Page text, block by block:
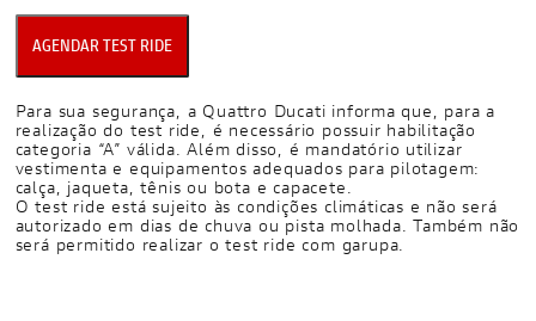
Para sua segurança, a Quattro Ducati informa que, para a
realização do test ride, é necessário possuir habilitação
categoria “A” válida. Além disso, é mandatório utilizar
vestimenta e equipamentos adequados para pilotagem:
calça, jaqueta, tênis ou bota e capacete.
O test ride está sujeito às condições climáticas e não será
autorizado em dias de chuva ou pista molhada. Também não
será permitido realizar o test ride com garupa.